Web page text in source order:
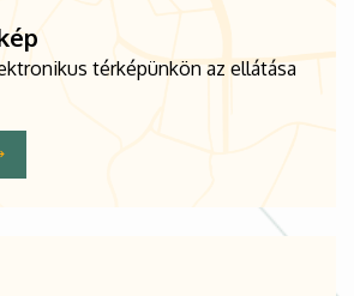
térképünkön az ellátása